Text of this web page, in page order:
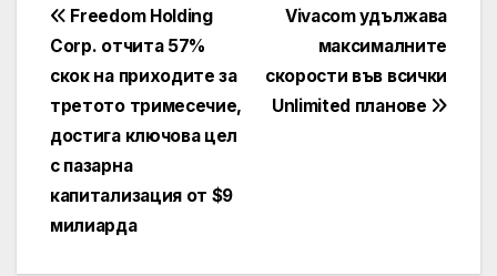
Навигация
Vivacom удължава
максималните
скорости във всички
Unlimited планове
Freedom Holding
Corp. отчита 57%
скок на приходите за
третото тримесечие,
достига ключова цел
с пазарна
капитализация от $9
милиарда